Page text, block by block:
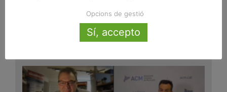
El cicle "Alcaldes i universitat" proposa una visió inèdita,
directa i propera de la feina i les vivències dels nostres
alcaldes i alcaldesses. És...
Opcions de gestió
Sí, accepto